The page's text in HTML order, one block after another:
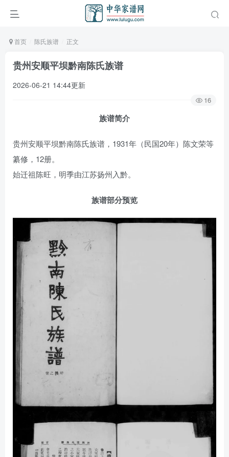
首页 陈氏族谱 正文
贵州安顺平坝黔南陈氏族谱
2026-06-21 14:44更新
16
族谱简介
贵州安顺平坝黔南陈氏族谱，1931年（民国20年）陈文荣等
纂修，12册。
始迁祖陈旺，明季由江苏扬州入黔。
族谱部分预览